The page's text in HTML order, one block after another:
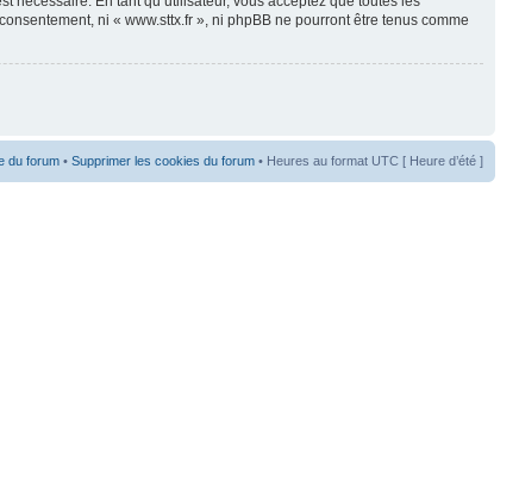
ni « www.sttx.fr », ni phpBB ne pourront être tenus comme
du forum • Supprimer les cookies du forum • Heures au format UTC [ Heure d’été ]